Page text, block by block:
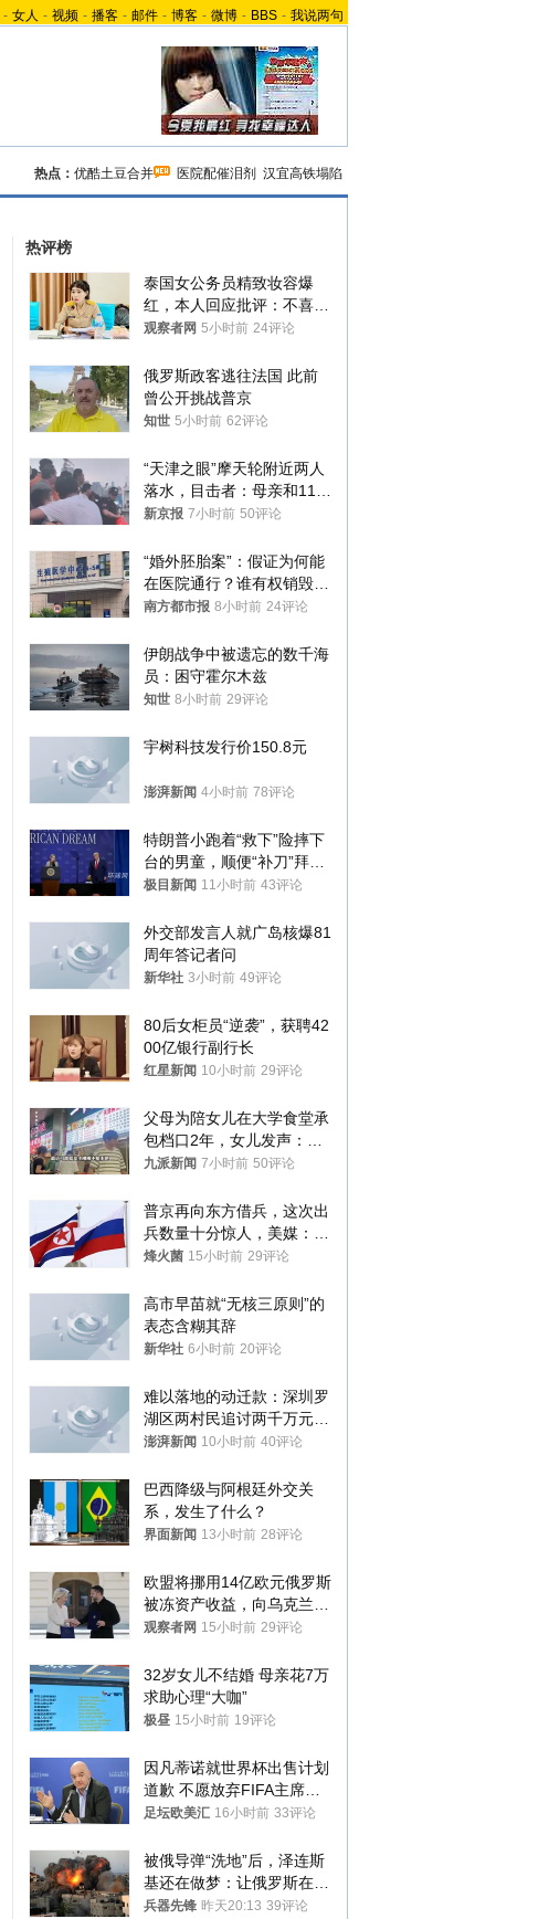
- 女人 - 视频 - 播客 - 邮件 - 博客 - 微博 - BBS - 我说两句
热点： 优酷土豆合并 医院配催泪剂 汉宜高铁塌陷
热评榜
泰国女公务员精致妆容爆
红，本人回应批评：不喜欢
就别看
观察者网 5小时前 24评论
俄罗斯政客逃往法国 此前
曾公开挑战普京
知世 5小时前 62评论
“天津之眼”摩天轮附近两人
落水，目击者：母亲和11岁
儿子先后被打捞上岸
新京报 7小时前 50评论
“婚外胚胎案”：假证为何能
在医院通行？谁有权销毁胚
胎？
南方都市报 8小时前 24评论
伊朗战争中被遗忘的数千海
员：困守霍尔木兹
知世 8小时前 29评论
宇树科技发行价150.8元
澎湃新闻 4小时前 78评论
特朗普小跑着“救下”险摔下
台的男童，顺便“补刀”拜
登：“我可不想他像拜登一
极目新闻 11小时前 43评论
外交部发言人就广岛核爆81
周年答记者问
新华社 3小时前 49评论
80后女柜员“逆袭”，获聘42
00亿银行副行长
红星新闻 10小时前 29评论
父母为陪女儿在大学食堂承
包档口2年，女儿发声：初
衷是为了陪伴，毕业后将不
九派新闻 7小时前 50评论
普京再向东方借兵，这次出
兵数量十分惊人，美媒：俄
朝要动真格？
烽火菌 15小时前 29评论
高市早苗就“无核三原则”的
表态含糊其辞
新华社 6小时前 20评论
难以落地的动迁款：深圳罗
湖区两村民追讨两千万元动
迁款八年未果
澎湃新闻 10小时前 40评论
巴西降级与阿根廷外交关
系，发生了什么？
界面新闻 13小时前 28评论
欧盟将挪用14亿欧元俄罗斯
被冻资产收益，向乌克兰提
供援助
观察者网 15小时前 29评论
32岁女儿不结婚 母亲花7万
求助心理“大咖”
极昼 15小时前 19评论
因凡蒂诺就世界杯出售计划
道歉 不愿放弃FIFA主席职
位
足坛欧美汇 16小时前 33评论
被俄导弹“洗地”后，泽连斯
基还在做梦：让俄罗斯在冬
季前求和？
兵器先锋 昨天20:13 39评论